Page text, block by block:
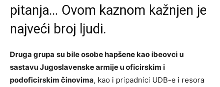
pitanja… Ovom kaznom kažnjen je
najveći broj ljudi.
Druga grupa su bile osobe hapšene kao ibeovci u
sastavu Jugoslavenske armije u oficirskim i
podoficirskim činovima, kao i pripadnici UDB-e i resora